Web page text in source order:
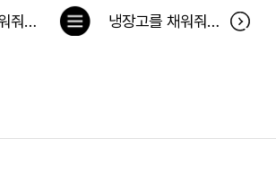
냉장고를 채워줘 184차 당첨자(7월 20일~7월 26일) 냉장고를 채워줘 185차 당첨자(7월 27일~8월 2일) 및 7월 베스트 당첨후기
목